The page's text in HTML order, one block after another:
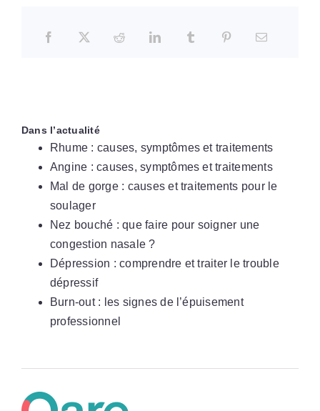
Dans l’actualité
Rhume : causes, symptômes et traitements
Angine : causes, symptômes et traitements
Mal de gorge : causes et traitements pour le
soulager
Nez bouché : que faire pour soigner une
congestion nasale ?
Dépression : comprendre et traiter le trouble
dépressif
Burn-out : les signes de l’épuisement
professionnel